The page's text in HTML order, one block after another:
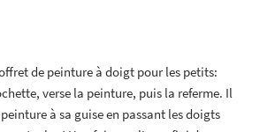
de peinture à doigt pour les petits:
verse la peinture, puis la referme. Il
à sa guise en passant les doigts